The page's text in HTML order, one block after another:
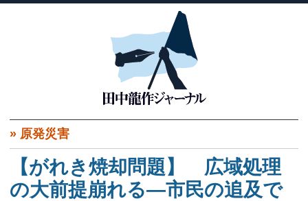
» 原発災害
【がれき焼却問題】 広域処理
の大前提崩れる―市民の追及で